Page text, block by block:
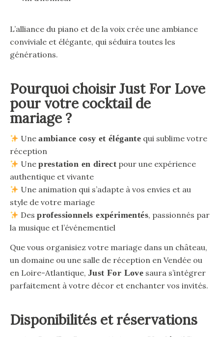
L’alliance du piano et de la voix crée une ambiance
conviviale et élégante, qui séduira toutes les
générations.
Pourquoi choisir Just For Love
pour votre cocktail de
mariage ?
Uneambiance cosy et élégante qui sublime votre
réception
Uneprestation en direct pour une expérience
authentique et vivante
Une animation qui s’adapte à vos envies et au
style de votre mariage
Desprofessionnels expérimentés, passionnés par
la musique et l’événementiel
Que vous organisiez votre mariage dans un château,
un domaine ou une salle de réception en Vendée ou
en Loire-Atlantique, Just For Love saura s’intégrer
parfaitement à votre décor et enchanter vos invités.
Disponibilités et réservations